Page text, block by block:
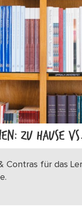
ZU HAUSE
Contras für das